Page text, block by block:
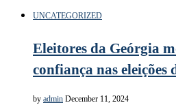
UNCATEGORIZED
Eleitores da Geórgia
confiança nas eleições
by admin December 11, 2024